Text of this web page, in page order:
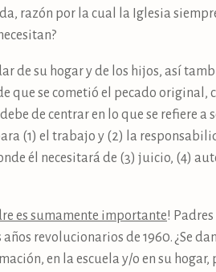
razón por la cual la Iglesia
de su hogar y de los hijos, así
se cometió el pecado original,
de centrar en lo que se refiere a
(1) el trabajo y (2) la
él necesitará de (3) juicio, (4)
es sumamente importante!
revolucionarios de 1960. ¿Se
en la escuela y/o en su